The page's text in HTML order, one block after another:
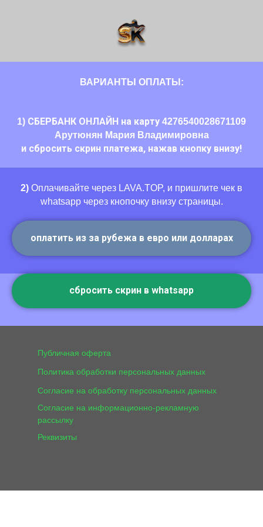
ВАРИАНТЫ ОПЛАТЫ:
1) СБЕРБАНК ОНЛАЙН на карту 4276540028671109
Арутюнян Мария Владимировна
и сбросить скрин платежа, нажав кнопку внизу!
2) Оплачивайте через LAVA.TOP, и пришлите чек в
whatsapp через кнопочку внизу страницы.
оплатить из за рубежа в евро или долларах
сбросить скрин в whatsapp
Политика обработки персональных данных
Публичная оферта
Согласие на обработку персональных данных
Согласие на информационно-рекламную
рассылку
Реквизиты